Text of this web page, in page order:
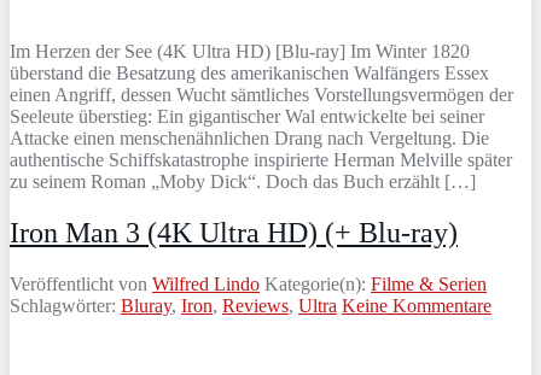
Im Herzen der See (4K Ultra HD) [Blu-ray] Im Winter 1820
überstand die Besatzung des amerikanischen Walfängers Essex
einen Angriff, dessen Wucht sämtliches Vorstellungsvermögen der
Seeleute überstieg: Ein gigantischer Wal entwickelte bei seiner
Attacke einen menschenähnlichen Drang nach Vergeltung. Die
authentische Schiffskatastrophe inspirierte Herman Melville später
zu seinem Roman „Moby Dick“. Doch das Buch erzählt […]
Iron Man 3 (4K Ultra HD) (+ Blu-ray)
Veröffentlicht von Wilfred Lindo Kategorie(n): Filme & Serien
Schlagwörter: Bluray, Iron, Reviews, Ultra Keine Kommentare